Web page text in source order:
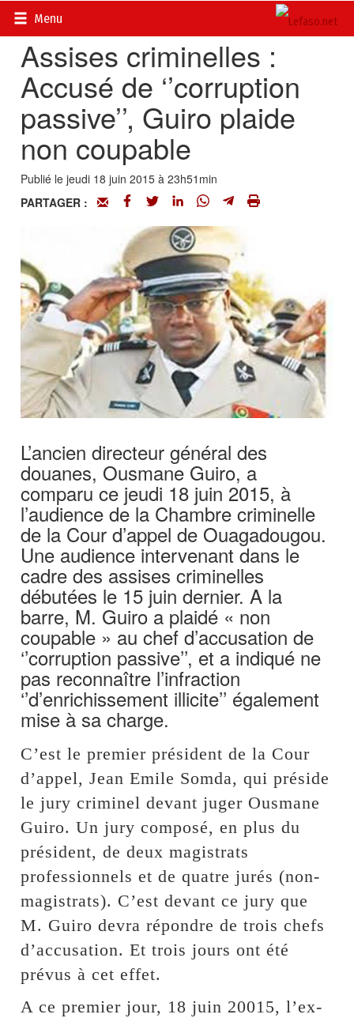
Menu
Accueil>
Assises criminelles :
Accusé de ‘’corruption
passive’’, Guiro plaide
non coupable
Publié le jeudi 18 juin 2015 à 23h51min
PARTAGER :
L’ancien directeur général des
douanes, Ousmane Guiro, a
comparu ce jeudi 18 juin 2015, à
l’audience de la Chambre criminelle
de la Cour d’appel de Ouagadougou.
Une audience intervenant dans le
cadre des assises criminelles
débutées le 15 juin dernier. A la
barre, M. Guiro a plaidé « non
coupable » au chef d’accusation de
‘’corruption passive’’, et a indiqué ne
pas reconnaître l’infraction
‘’d’enrichissement illicite’’ également
mise à sa charge.
C’est le premier président de la Cour
d’appel, Jean Emile Somda, qui préside
le jury criminel devant juger Ousmane
Guiro. Un jury composé, en plus du
président, de deux magistrats
professionnels et de quatre jurés (non-
magistrats). C’est devant ce jury que
M. Guiro devra répondre de trois chefs
d’accusation. Et trois jours ont été
prévus à cet effet.
A ce premier jour, 18 juin 20015, l’ex-